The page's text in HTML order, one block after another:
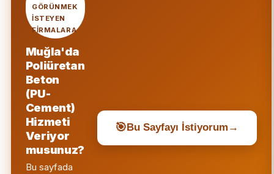
GÖRÜNMEK
ISTEYEN
FIRMALARA
Muğla'da
Poliüretan
Beton
(PU-
Cement)
Hizmeti
Veriyor
musunuz?
Bu sayfada
🎯 Bu Sayfayı İstiyorum →